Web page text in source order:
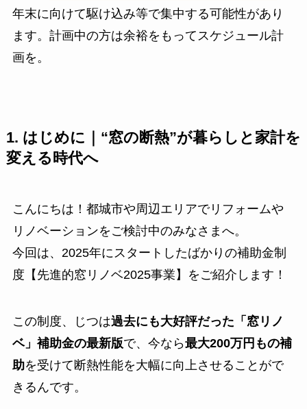
年末に向けて駆け込み等で集中する可能性があり
ます。計画中の方は余裕をもってスケジュール計
画を。
1. はじめに｜“窓の断熱”が暮らしと家計を
変える時代へ
こんにちは！都城市や周辺エリアでリフォームや
リノベーションをご検討中のみなさまへ。
今回は、2025年にスタートしたばかりの補助金制
度【先進的窓リノベ2025事業】をご紹介します！
この制度、じつは過去にも大好評だった「窓リノ
ベ」補助金の最新版で、今なら最大200万円もの補
助を受けて断熱性能を大幅に向上させることがで
きるんです。